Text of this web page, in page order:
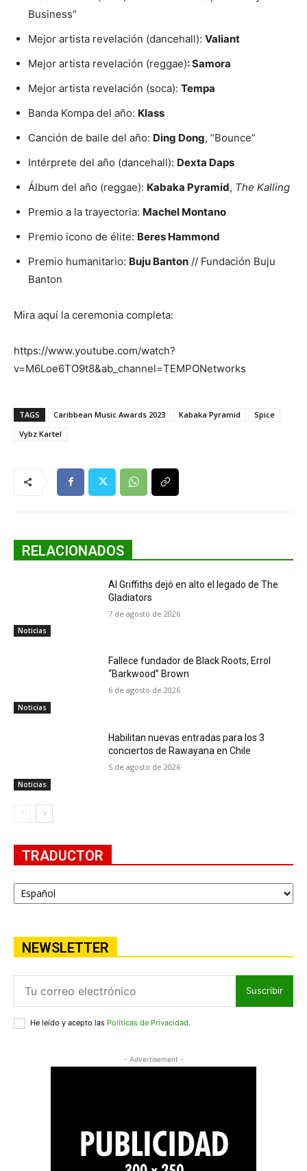
Business”
Mejor artista revelación (dancehall): Valiant
Mejor artista revelación (reggae): Samora
Mejor artista revelación (soca): Tempa
Banda Kompa del año: Klass
Canción de baile del año: Ding Dong, “Bounce”
Intérprete del año (dancehall): Dexta Daps
Álbum del año (reggae): Kabaka Pyramid, The Kalling
Premio a la trayectoria: Machel Montano
Premio icono de élite: Beres Hammond
Premio humanitario: Buju Banton // Fundación Buju
Banton
Mira aquí la ceremonia completa:
https://www.youtube.com/watch?
v=M6Loe6TO9t8&ab_channel=TEMPONetworks
TAGS Caribbean Music Awards 2023 Kabaka Pyramid
Spice
Vybz Kartel
RELACIONADOS
Noticias
Al Griffiths dejó en alto el legado de The
Gladiators
7 de agosto de 2026
Noticias
Fallece fundador de Black Roots, Errol
“Barkwood” Brown
6 de agosto de 2026
Noticias
Habilitan nuevas entradas para los 3
conciertos de Rawayana en Chile
5 de agosto de 2026
TRADUCTOR
NEWSLETTER
Suscribir
He leído y acepto las Políticas de Privacidad.
- Advertisement -